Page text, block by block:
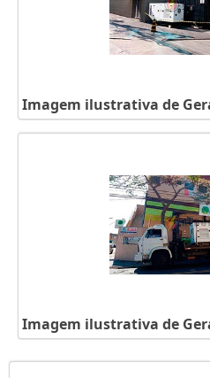
Imagem ilustrativa de
Imagem ilustrativa de